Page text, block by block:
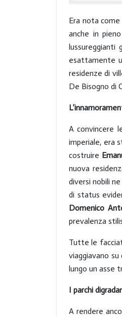
Era nota
anche in
lussureggianti
esattamente
residenze di
De Bisogno di
A convincere
imperiale, era
costruire
nuova
diversi nobili
di status
Domenico
prevalenza
Tutte le
viaggiavano
lungo un asse
I parchi
A rendere